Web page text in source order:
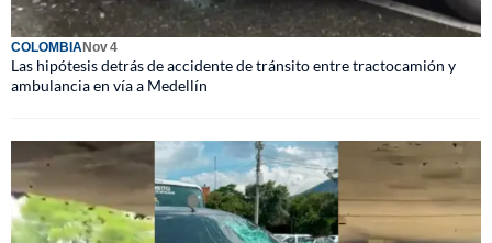
COLOMBIANov 4
Las hipótesis detrás de accidente de tránsito entre tractocamión y
ambulancia en vía a Medellín